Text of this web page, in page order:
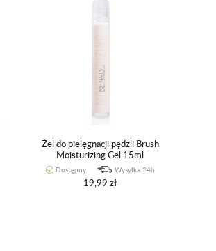
Żel do pielęgnacji pędzli Brush
Moisturizing Gel 15ml
Dostępny Wysyłka 24h
19,99 zł